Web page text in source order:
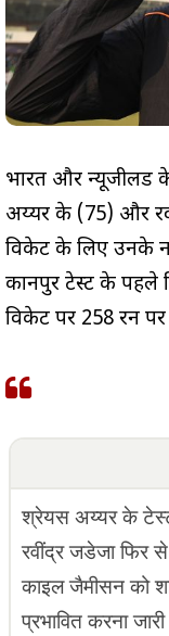
भारत और न्यूजीलैंड
अय्यर के (75) और
विकेट के लिए उनके
कानपुर टेस्ट के पहले
विकेट पर 258 रन पर
श्रेयस अय्यर के
रवींद्र जडेजा फिर
काइल जैमीसन को
प्रभावित करना